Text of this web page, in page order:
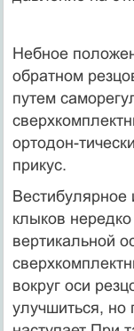
Небное
обратном
путем
ортодон-
прикус.
Вестибулярное
клыков
вертикальной
вок­руг оси
улучшиться, но